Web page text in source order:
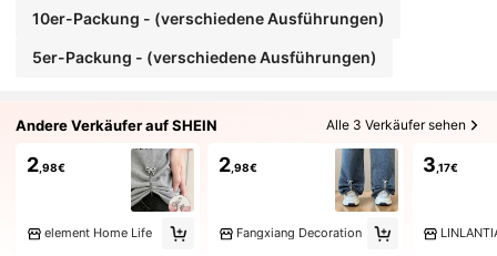
10er-Packung - (verschiedene Ausführungen)
5er-Packung - (verschiedene Ausführungen)
Andere Verkäufer auf SHEIN Alle 3 Verkäufer sehen
2,98€
element Home Life
2,98€
Fangxiang Decoration
3 ,17€